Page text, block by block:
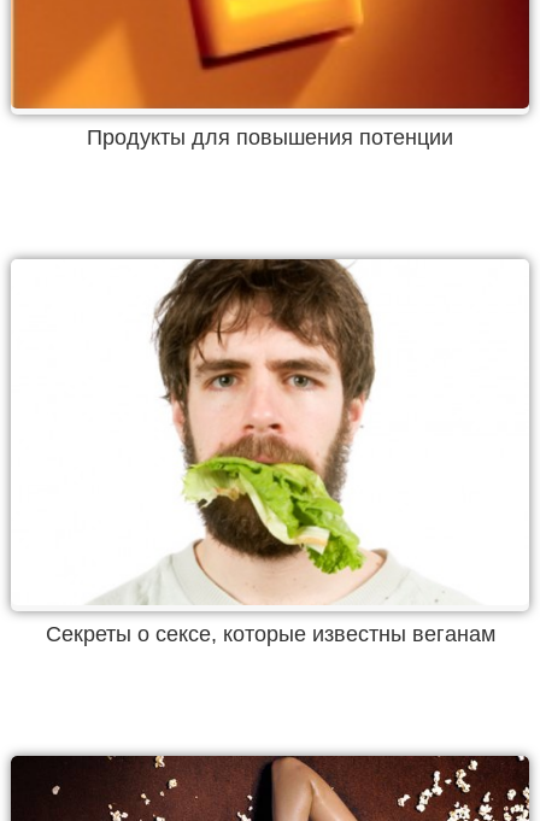
Продукты для повышения потенции
Секреты о сексе, которые известны веганам